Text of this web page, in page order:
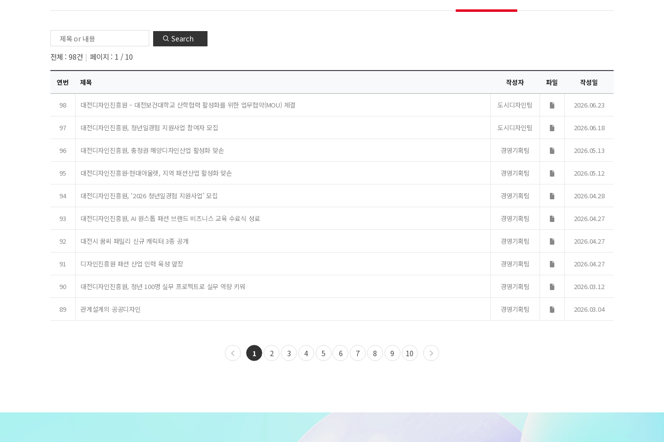
Search
전체 : 98건 페이지 : 1 / 10
연번 제목 작성자 파일 작성일
98 대전디자인진흥원 – 대전보건대학교 산학협력 활성화를 위한 업무협약(MOU) 체결 도시디자인팀 2026.06.23
97 대전디자인진흥원, 청년일경험 지원사업 참여자 모집 도시디자인팀 2026.06.18
96 대전디자인진흥원, 충청권 해양디자인산업 활성화 맞손 경영기획팀 2026.05.13
95 대전디자인진흥원-현대아울렛, 지역 패션산업 활성화 맞손 경영기획팀 2026.05.12
94 대전디자인진흥원, ‘2026 청년일경험 지원사업’ 모집 경영기획팀 2026.04.28
93 대전디자인진흥원, AI 원스톱 패션 브랜드 비즈니스 교육 수료식 성료 경영기획팀 2026.04.27
92 대전시 꿈씨 패밀리 신규 캐릭터 3종 공개 경영기획팀 2026.04.27
91 디자인진흥원 패션 산업 인력 육성 앞장 경영기획팀 2026.04.27
90 대전디자인진흥원, 청년 100명 실무 프로젝트로 실무 역량 키워 경영기획팀 2026.03.12
89 관계설계의 공공디자인 경영기획팀 2026.03.04
1 2 3 4 5 6 7 8 9 10